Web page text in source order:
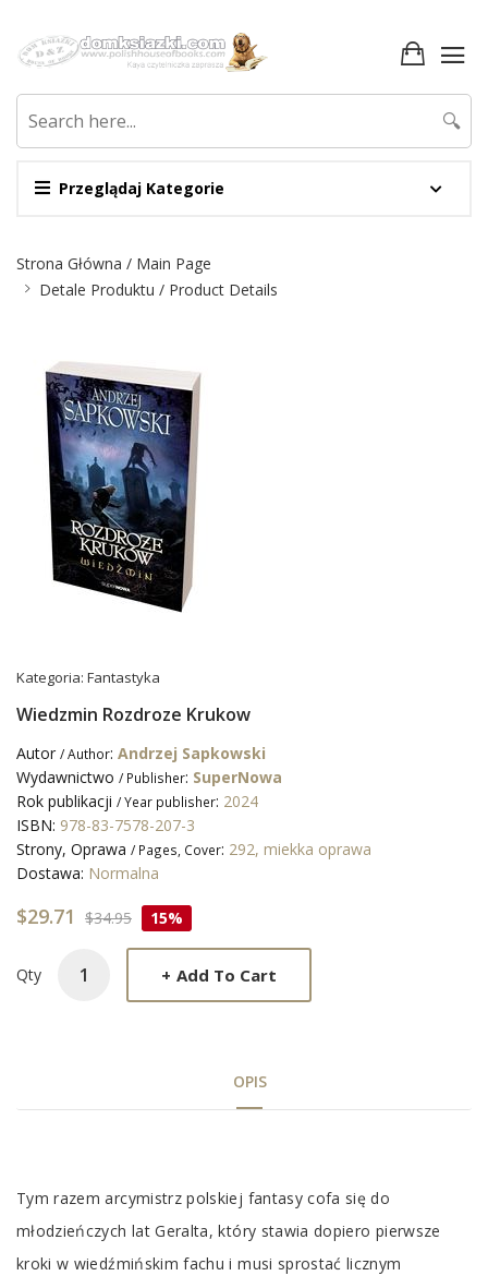
Przeglądaj Kategorie
🔍
Strona Główna / Main Page
Detale Produktu / Product Details
Kategoria: Fantastyka
Wiedzmin Rozdroze Krukow
Autor / Author: Andrzej Sapkowski
Wydawnictwo / Publisher: SuperNowa
Rok publikacji / Year publisher: 2024
ISBN: 978-83-7578-207-3
Strony, Oprawa / Pages, Cover: 292, miekka oprawa
Dostawa: Normalna
$29.71 $34.95 15%
Qty + Add To Cart
OPIS
Tab
Article
Tym razem arcymistrz polskiej fantasy cofa się do
młodzieńczych lat Geralta, który stawia dopiero pierwsze
kroki w wiedźmińskim fachu i musi sprostać licznym